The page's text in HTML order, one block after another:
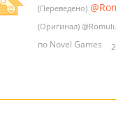
(Переведено)
(Оригинал)
по Novel Games